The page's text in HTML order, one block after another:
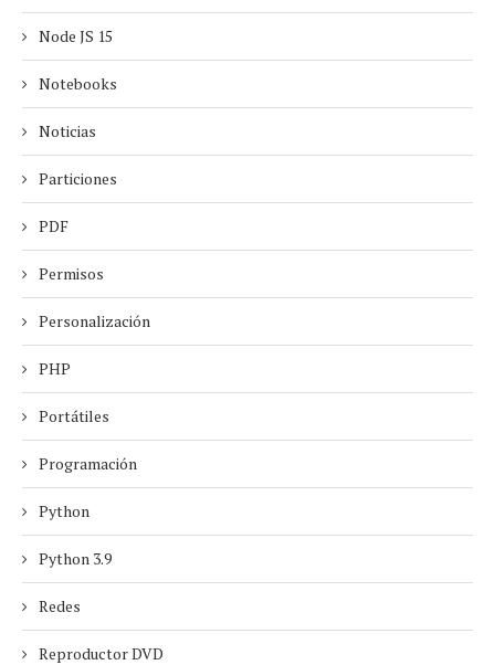
Node JS 15
Notebooks
Noticias
Particiones
PDF
Permisos
Personalización
PHP
Portátiles
Programación
Python
Python 3.9
Redes
Reproductor DVD